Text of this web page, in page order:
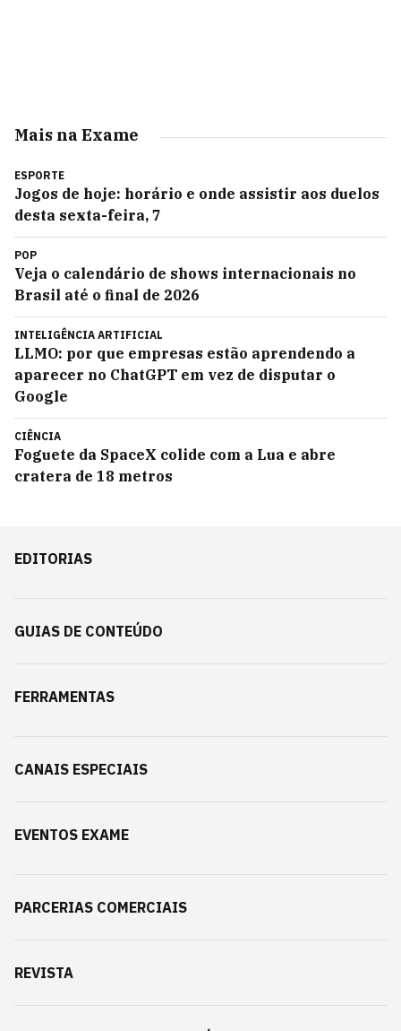
Mais na Exame
ESPORTE
Jogos de hoje: horário e onde assistir aos duelos
desta sexta-feira, 7
POP
Veja o calendário de shows internacionais no
Brasil até o final de 2026
INTELIGÊNCIA ARTIFICIAL
LLMO: por que empresas estão aprendendo a
aparecer no ChatGPT em vez de disputar o
Google
CIÊNCIA
Foguete da SpaceX colide com a Lua e abre
cratera de 18 metros
EDITORIAS
GUIAS DE CONTEÚDO
FERRAMENTAS
CANAIS ESPECIAIS
EVENTOS EXAME
PARCERIAS COMERCIAIS
REVISTA